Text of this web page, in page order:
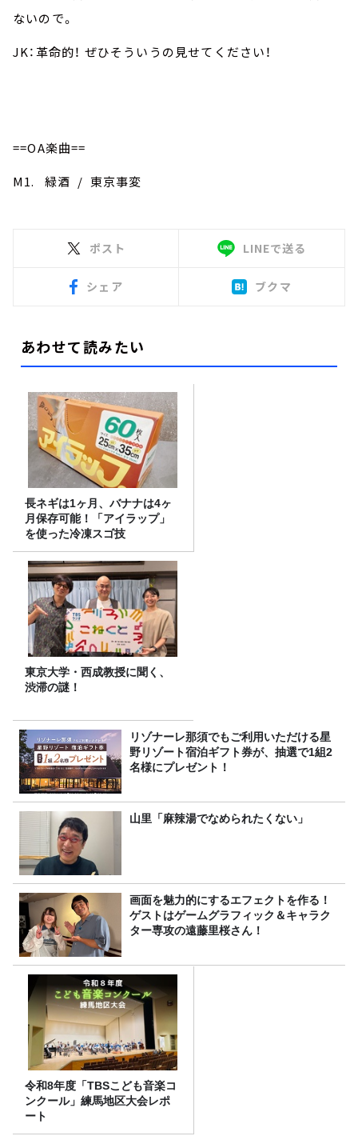
ないので。
JK：革命的！ ぜひそういうの見せてください！
==OA楽曲==
M1. 緑酒 / 東京事変
ポスト LINEで送る
シェア ブクマ
あわせて読みたい
長ネギは1ヶ月、バナナは4ヶ
月保存可能！「アイラップ」
を使った冷凍スゴ技
東京大学・西成教授に聞く、
渋滞の謎！
リゾナーレ那須でもご利用いただける星
野リゾート宿泊ギフト券が、抽選で1組2
名様にプレゼント！
山里「麻辣湯でなめられたくない」
画面を魅力的にするエフェクトを作る！
ゲストはゲームグラフィック＆キャラク
ター専攻の遠藤里桜さん！
令和8年度「TBSこども音楽コ
ンクール」練馬地区大会レポ
ート